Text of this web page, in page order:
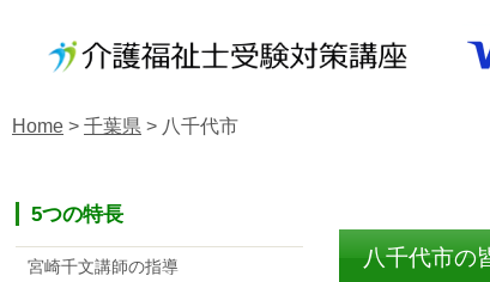
Home > 千葉県 > 八千代市
八千代市の
5つの特長
宮崎千文講師の指導